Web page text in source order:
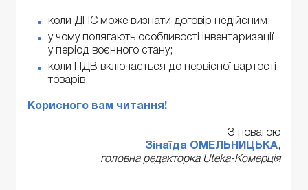
коли ДПС може визнати договір недійсним;
у чому полягають особливості інвентаризації
у період воєнного стану;
коли ПДВ включається до первісної вартості
товарів.
Корисного вам читання!
З повагою
Зінаїда ОМЕЛЬНИЦЬКА,
головна редакторка Uteka-Комерція